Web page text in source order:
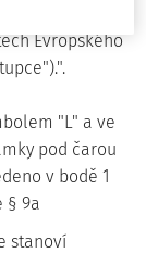
Evropského
"L" a ve
pod čarou
v bodě 1
§ 9a
stanoví